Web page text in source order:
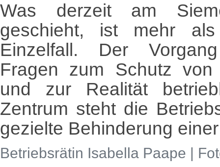
Was derzeit am
geschieht, ist mehr
Einzelfall. Der
Fragen zum Schutz von
und zur Realität
Zentrum steht die
gezielte Behinderung
Betriebsrätin Isabella Paape |